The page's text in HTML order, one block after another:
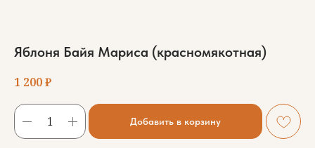
Яблоня Байя Мариса (красномякотная)
1 200₽
Добавить в корзину